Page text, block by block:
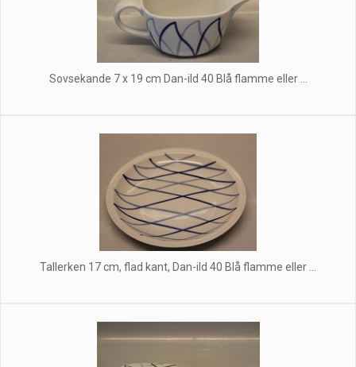
Sovsekande 7 x 19 cm Dan-ild 40 Blå flamme eller ...
Tallerken 17 cm, flad kant, Dan-ild 40 Blå flamme eller ...